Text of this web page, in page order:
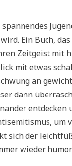
Ein Buch, das
Zeitgeist mit
mit etwas
an
dann
entdecken
um
sich der
wieder